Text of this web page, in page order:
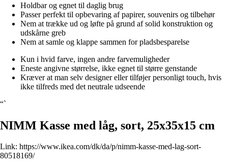
Holdbar og egnet til daglig brug
Passer perfekt til opbevaring af papirer, souvenirs og tilbehør
Nem at trække ud og løfte på grund af solid konstruktion og
udskårne greb
Nem at samle og klappe sammen for pladsbesparelse
Kun i hvid farve, ingen andre farvemuligheder
Eneste angivne størrelse, ikke egnet til større genstande
Kræver at man selv designer eller tilføjer personligt touch, hvis
ikke tilfreds med det neutrale udseende
“`
NIMM Kasse med låg, sort, 25x35x15 cm
Link: https://www.ikea.com/dk/da/p/nimm-kasse-med-lag-sort-
80518169/